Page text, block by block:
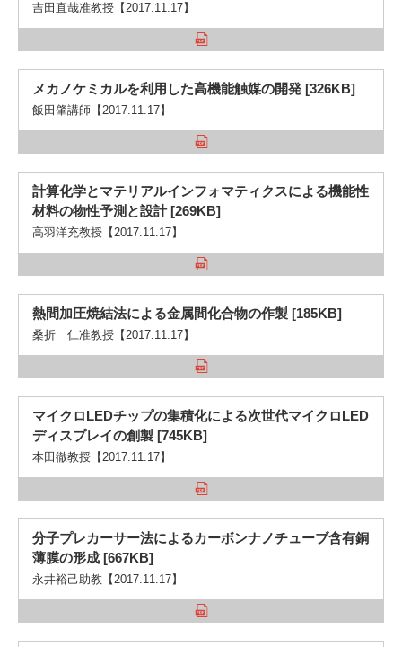
吉田直哉准教授【2017.11.17】
メカノケミカルを利用した高機能触媒の開発 [326KB]
飯田肇講師【2017.11.17】
計算化学とマテリアルインフォマティクスによる機能性
材料の物性予測と設計 [269KB]
高羽洋充教授【2017.11.17】
熱間加圧焼結法による金属間化合物の作製 [185KB]
桑折 仁准教授【2017.11.17】
マイクロLEDチップの集積化による次世代マイクロLED
ディスプレイの創製 [745KB]
本田徹教授【2017.11.17】
分子プレカーサー法によるカーボンナノチューブ含有銅
薄膜の形成 [667KB]
永井裕己助教【2017.11.17】